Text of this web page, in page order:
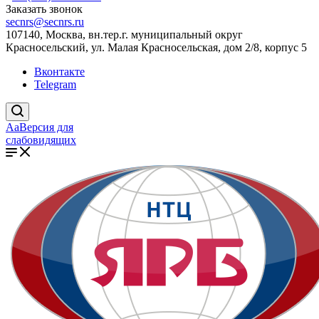
Заказать звонок
secnrs@secnrs.ru
107140, Москва, вн.тер.г. муниципальный округ
Красносельский, ул. Малая Красносельская, дом 2/8, корпус 5
Вконтакте
Telegram
AaВерсия для
слабовидящих